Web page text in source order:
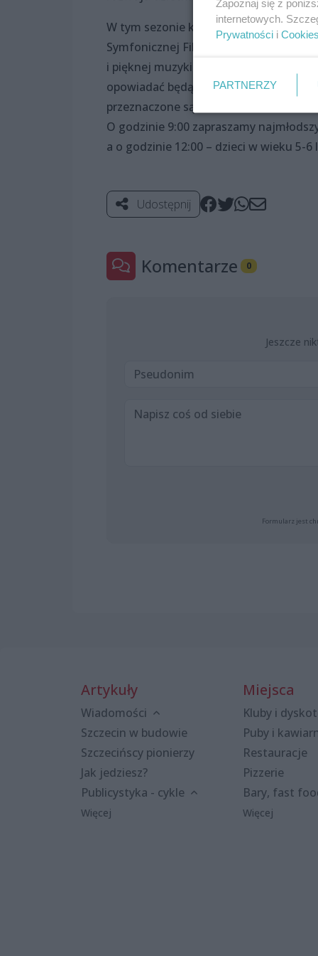
W tym sezonie kontynuujemy
Symfonicznej Filharmonii Natalię
i pięknej muzyki. Każde spotkanie w
opowiadać będą niezwykle mądry Pan
przeznaczone są dla dzieci od 1. do 5.
O godzinie 9:00 zapraszamy
a o godzinie 12:00 – dzieci w wieku 5-6
Udostępnij
Komentarze 0
Jeszcze
Formularz jest
Artykuły
Wiadomości
Szczecin w budowie
Szczecińscy pionierzy
Jak jedziesz?
Publicystyka - cykle
Więcej
Miejsca
Kluby i
Puby i
Restauracje
Pizzerie
Bary, fast
Więcej
Zapoznaj się z
internetowych.
Prywatności i Cookies
PARTNERZY